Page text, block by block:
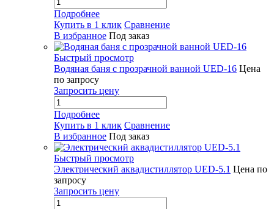
Подробнее
Купить в 1 клик Сравнение
В избранное Под заказ
Быстрый просмотр
Водяная баня с прозрачной ванной UED-16 Цена
по запросу
Запросить цену
Подробнее
Купить в 1 клик Сравнение
В избранное Под заказ
Быстрый просмотр
Электрический аквадистиллятор UED-5.1 Цена по
запросу
Запросить цену